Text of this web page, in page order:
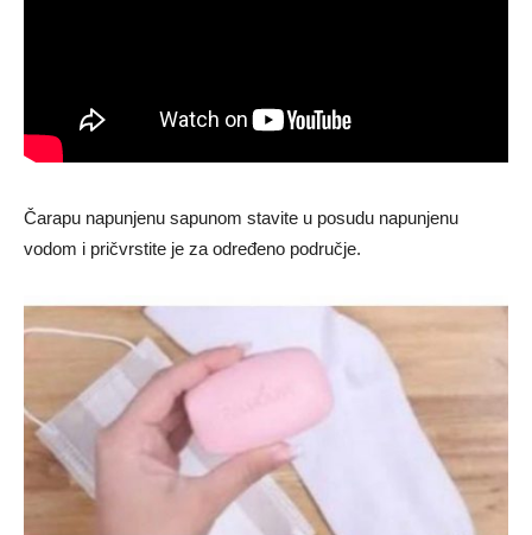
Čarapu napunjenu sapunom stavite u posudu napunjenu
vodom i pričvrstite je za određeno područje.